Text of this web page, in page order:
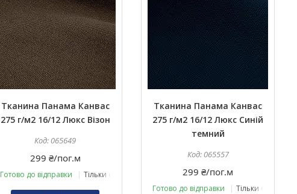
Тканина Панама Канвас
275 г/м2 16/12 Люкс Візон
065649
299 ₴/пог.м
Готово до відправки Тільки оптом
Тканина Панама Канвас
275 г/м2 16/12 Люкс Синій
темний
065557
299 ₴/пог.м
Готово до відправки Тільки оптом